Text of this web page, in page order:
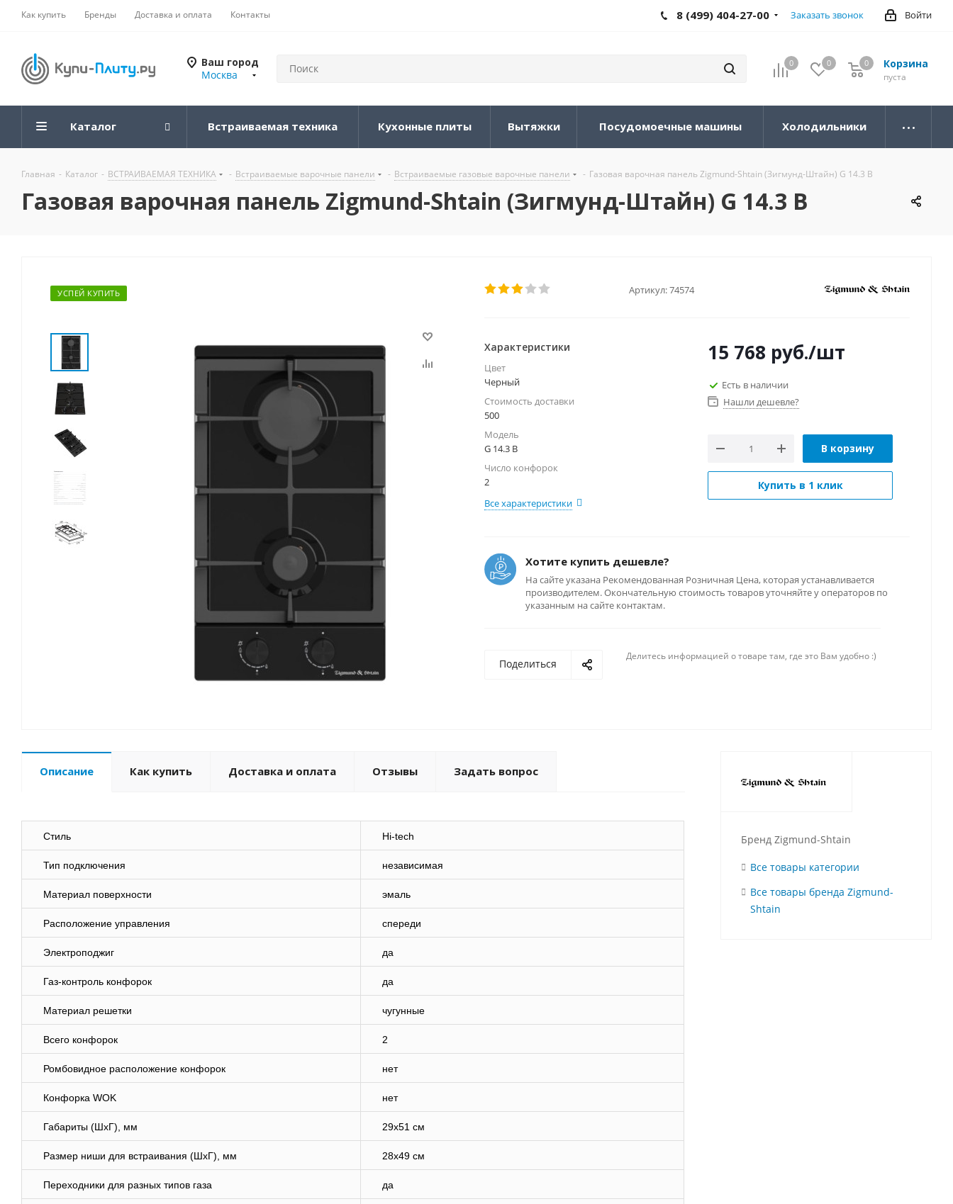
Как купить Бренды Доставка и оплата Контакты Войти
8 (499) 404-27-00 Заказать звонок
Ваш город
Москва
0 0 Корзина
0
пуста
0
Каталог Встраиваемая техника Кухонные плиты Вытяжки Посудомоечные машины Холодильники
Главная - Каталог - ВСТРАИВАЕМАЯ ТЕХНИКА - Встраиваемые варочные панели - Встраиваемые газовые варочные панели - Газовая варочная панель Zigmund-Shtain (Зигмунд-Штайн) G 14.3 B
Газовая варочная панель Zigmund-Shtain (Зигмунд-Штайн) G 14.3 B
УСПЕЙ КУПИТЬ Артикул:74574
Характеристики
Цвет
Черный
Стоимость доставки
500
Модель
G 14.3 B
Число конфорок
2
Все характеристики
15 768 руб./шт
Есть в наличии
Нашли дешевле?
В корзину
Купить в 1 клик
Хотите купить дешевле?
На сайте указана Рекомендованная Розничная Цена, которая устанавливается
производителем. Окончательную стоимость товаров уточняйте у операторов по
указанным на сайте контактам.
Поделиться
Делитесь информацией о товаре там, где это Вам удобно :)
Описание Как купить Доставка и оплата Отзывы Задать вопрос
Стиль Hi-tech
Тип подключения независимая
Материал поверхности эмаль
Расположение управления спереди
Электроподжиг да
Газ-контроль конфорок да
Материал решетки чугунные
Всего конфорок 2
Ромбовидное расположение конфорок нет
Конфорка WOK нет
Габариты (ШхГ), мм 29х51 см
Размер ниши для встраивания (ШхГ), мм 28х49 см
Переходники для разных типов газа да
Бренд Zigmund-Shtain
Все товары категории
Все товары бренда Zigmund-
Shtain